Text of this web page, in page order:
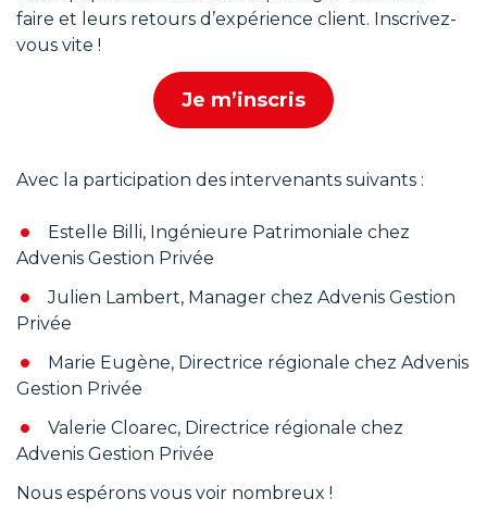
faire et leurs retours d’expérience client. Inscrivez-
vous vite !
Je m’inscris
Avec la participation des intervenants suivants :
Estelle Billi, Ingénieure Patrimoniale chez
Advenis Gestion Privée
Julien Lambert, Manager chez Advenis Gestion
Privée
Marie Eugène, Directrice régionale chez Advenis
Gestion Privée
Valerie Cloarec, Directrice régionale chez
Advenis Gestion Privée
Nous espérons vous voir nombreux !